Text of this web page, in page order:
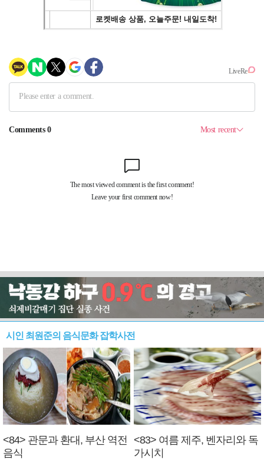
시인 최원준의 음식문화 잡학사전
<84> 관문과 환대, 부산 역전
음식
<83> 여름 제주, 벤자리와 독
가시치